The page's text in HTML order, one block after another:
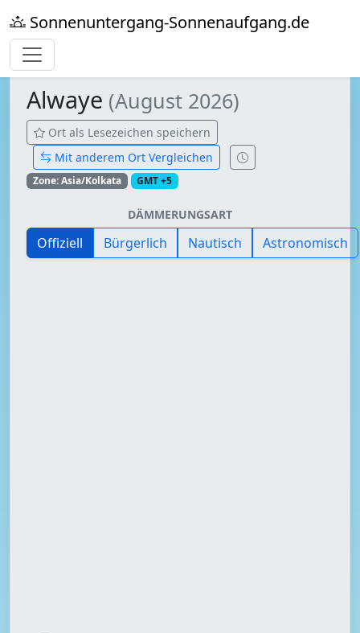
Sonnenuntergang-Sonnenaufgang.de
Alwaye (August 2026)
Ort als Lesezeichen speichern
Mit anderem Ort Vergleichen
Zone: Asia/Kolkata GMT +5
DÄMMERUNGSART
Offiziell Bürgerlich Nautisch Astronomisch